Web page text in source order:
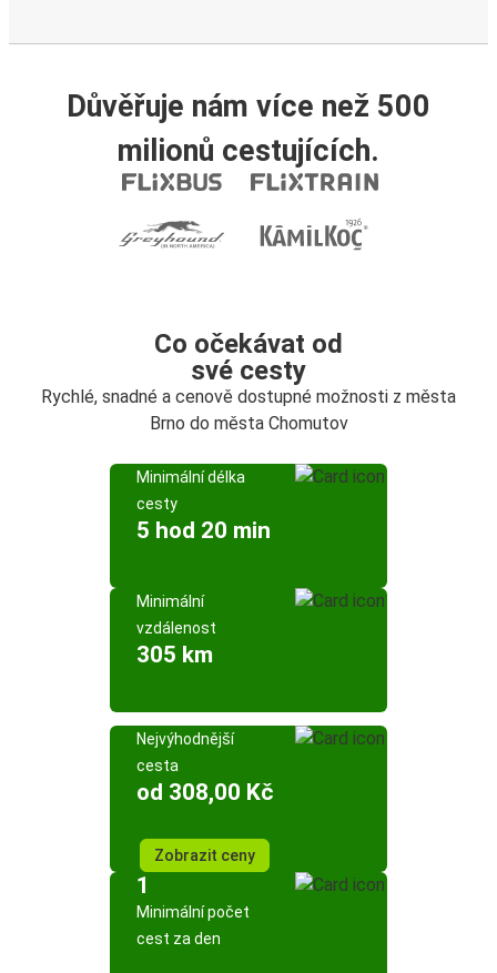
Důvěřuje nám více než 500
milionů cestujících.
Co očekávat od
své cesty
Rychlé, snadné a cenově dostupné možnosti z města
Brno do města Chomutov
Minimální délka
cesty
5 hod 20 min
Minimální
vzdálenost
305 km
Nejvýhodnější
cesta
od 308,00 Kč
Zobrazit ceny
1
Minimální počet
cest za den